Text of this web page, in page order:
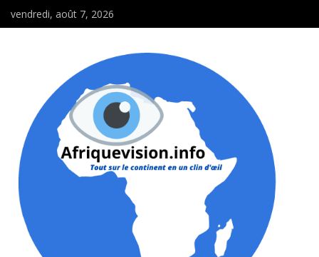
vendredi, août 7, 2026